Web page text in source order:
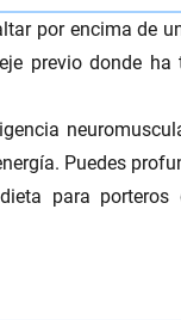
por encima de
previo donde
Puedes
dieta para porteros